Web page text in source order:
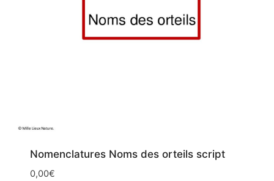
Nomenclatures Noms des orteils script
0,00€